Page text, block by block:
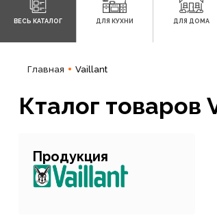
ВЕСЬ КАТАЛОГ ДЛЯ КУХНИ ДЛЯ ДОМА
Главная Vaillant
Кталог товаров
Продукция